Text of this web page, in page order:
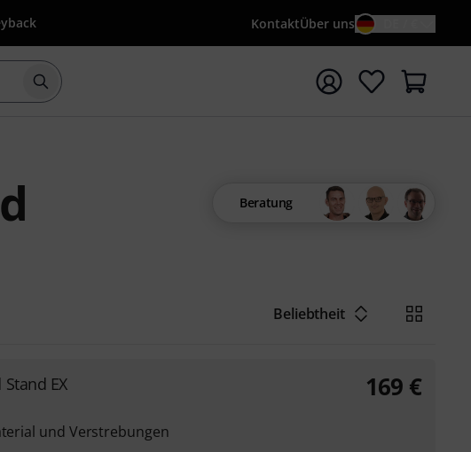
KontaktÜber uns
Suche mit Suchwort {searchTerm} starten
Beratung
Beliebtheit
EX
und Verstrebungen
169 €